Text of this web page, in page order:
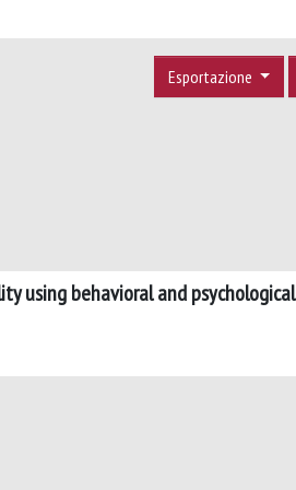
Esportazione
using behavioral and psychological